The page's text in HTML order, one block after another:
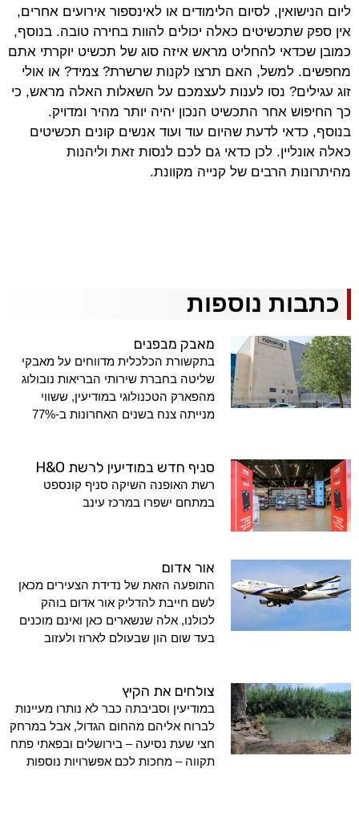
ליום הנישואין, לסיום הלימודים או לאינספור אירועים אחרים,
אין ספק שתכשיטים כאלה יכולים להוות בחירה טובה. בנוסף,
כמובן שכדאי להחליט מראש איזה סוג של תכשיט יוקרתי אתם
מחפשים. למשל, האם תרצו לקנות שרשרת? צמיד? או אולי
זוג עגילים? נסו לענות לעצמכם על השאלות האלה מראש, כי
כך החיפוש אחר התכשיט הנכון יהיה יותר מהיר ומדויק.
בנוסף, כדאי לדעת שהיום עוד ועוד אנשים קונים תכשיטים
כאלה אונליין. לכן כדאי גם לכם לנסות זאת וליהנות
מהיתרונות הרבים של קנייה מקוונת.
כתבות נוספות
מאבק מבפנים
בתקשורת הכלכלית מדווחים על מאבקי
שליטה בחברת שירותי הבריאות נובולוג
מהפארק הטכנולוגי במודיעין, ששווי
מנייתה צנח בשנים האחרונות ב-77%
סניף חדש במודיעין לרשת H&O
רשת האופנה השיקה סניף קונספט
במתחם ישפרו במרכז עינב
אור אדום
התופעה הזאת של נדידת הצעירים מכאן
לשם חייבת להדליק אור אדום בוהק
לכולנו, אלה שנשארים כאן ואינם מוכנים
בעד שום הון שבעולם לארוז ולעזוב
צולחים את הקיץ
במודיעין וסביבתה כבר לא נותרו מעיינות
לברוח אליהם מהחום הגדול, אבל במרחק
חצי שעת נסיעה – בירושלים ובפאתי פתח
תקווה – מחכות לכם אפשרויות נוספות